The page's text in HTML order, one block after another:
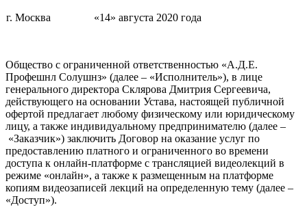
г. Москва «14» августа 2020 года
Общество с ограниченной ответственностью «А.Д.Е.
Профешнл Солушнз» (далее – «Исполнитель»), в лице
генерального директора Склярова Дмитрия Сергеевича,
действующего на основании Устава, настоящей публичной
офертой предлагает любому физическому или юридическому
лицу, а также индивидуальному предпринимателю (далее –
«Заказчик») заключить Договор на оказание услуг по
предоставлению платного и ограниченного во времени
доступа к онлайн-платформе с трансляцией видеолекций в
режиме «онлайн», а также к размещенным на платформе
копиям видеозаписей лекций на определенную тему (далее –
«Доступ»).